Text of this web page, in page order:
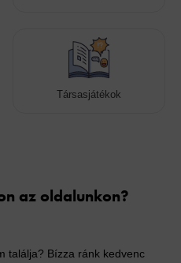
Társasjátékok
az oldalunkon?
találja? Bízza ránk kedvenc